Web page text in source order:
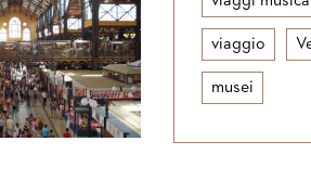
viaggio
musei